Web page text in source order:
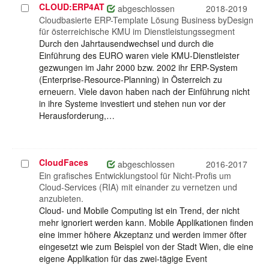
Projekt
auswählen
CLOUD:ERP4AT abgeschlossen
2018-2019
Cloudbasierte ERP-Template Lösung Business byDesign
für österreichische KMU im Dienstleistungssegment
Durch den Jahrtausendwechsel und durch die
Einführung des EURO waren viele KMU-Dienstleister
gezwungen im Jahr 2000 bzw. 2002 ihr ERP-System
(Enterprise-Resource-Planning) in Österreich zu
erneuern. Viele davon haben nach der Einführung nicht
in ihre Systeme investiert und stehen nun vor der
Herausforderung,…
Projekt
auswählen
CloudFaces abgeschlossen
2016-2017
Ein grafisches Entwicklungstool für Nicht-Profis um
Cloud-Services (RIA) mit einander zu vernetzen und
anzubieten.
Cloud- und Mobile Computing ist ein Trend, der nicht
mehr ignoriert werden kann. Mobile Applikationen finden
eine immer höhere Akzeptanz und werden immer öfter
eingesetzt wie zum Beispiel von der Stadt Wien, die eine
eigene Applikation für das zwei-tägige Event